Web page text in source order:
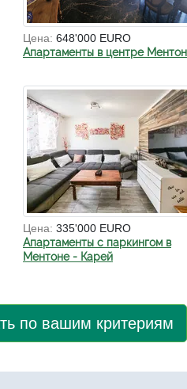
Цена: 648'000 EURO
Апартаменты в центре
Цена: 335'000 EURO
Апартаменты с паркингом в
Ментоне - Карей
по вашим критериям